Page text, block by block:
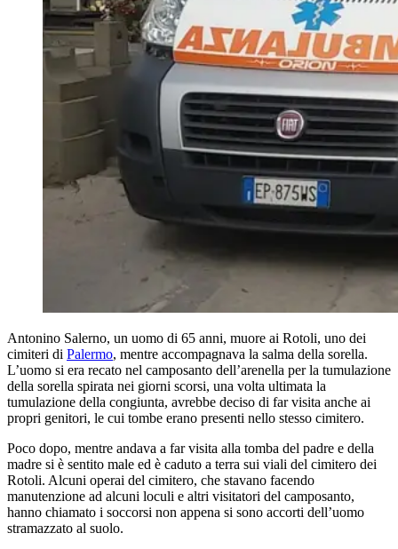
Antonino Salerno, un uomo di 65 anni, muore ai Rotoli, uno dei
cimiteri di Palermo, mentre accompagnava la salma della sorella.
L’uomo si era recato nel camposanto dell’arenella per la tumulazione
della sorella spirata nei giorni scorsi, una volta ultimata la
tumulazione della congiunta, avrebbe deciso di far visita anche ai
propri genitori, le cui tombe erano presenti nello stesso cimitero.
Poco dopo, mentre andava a far visita alla tomba del padre e della
madre si è sentito male ed è caduto a terra sui viali del cimitero dei
Rotoli. Alcuni operai del cimitero, che stavano facendo
manutenzione ad alcuni loculi e altri visitatori del camposanto,
hanno chiamato i soccorsi non appena si sono accorti dell’uomo
stramazzato al suolo.